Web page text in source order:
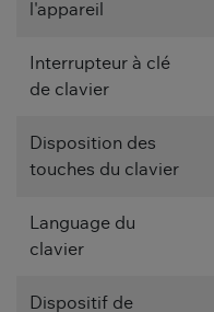
l'appareil
Interrupteur à clé
de clavier
Disposition des
touches du clavier
Language du
clavier
Dispositif de